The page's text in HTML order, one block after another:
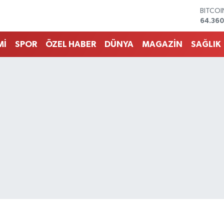
DOLAR
EURO
SPOR ÖZEL HABER DÜNYA MAGAZİN SAĞLIK